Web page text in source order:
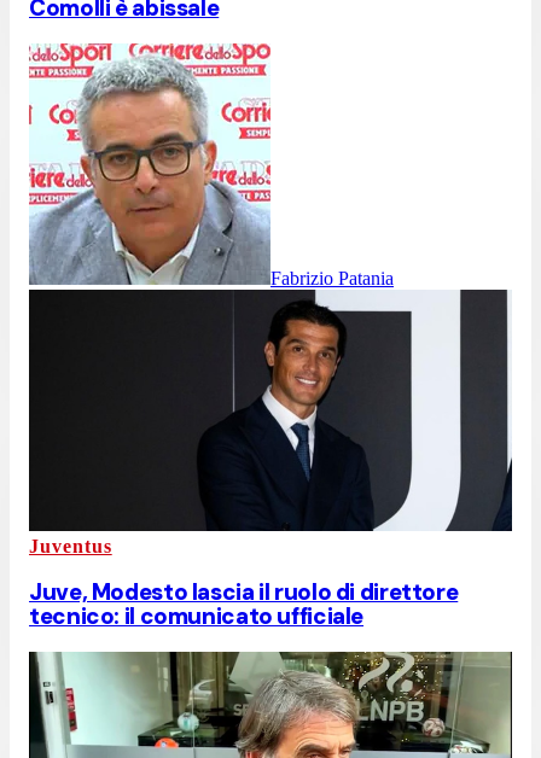
Comolli è abissale
Fabrizio Patania
Juventus
Juve, Modesto lascia il ruolo di direttore
tecnico: il comunicato ufficiale